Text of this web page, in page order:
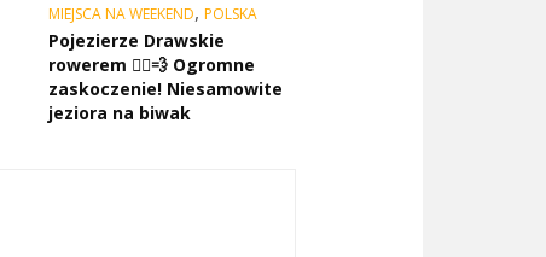
MIEJSCA NA WEEKEND, POLSKA
Pojezierze Drawskie
rowerem 🚴‍♂️💨 Ogromne
zaskoczenie! Niesamowite
jeziora na biwak